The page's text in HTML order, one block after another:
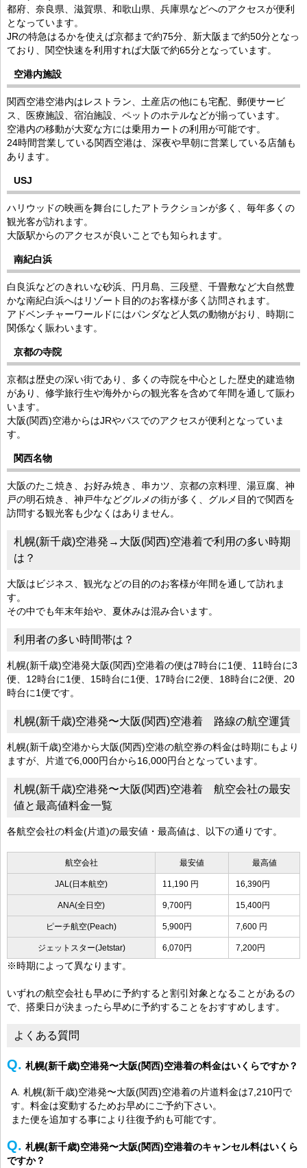
都府、奈良県、滋賀県、和歌山県、兵庫県などへのアクセスが便利
となっています。
JRの特急はるかを使えば京都まで約75分、新大阪まで約50分となっ
ており、関空快速を利用すれば大阪で約65分となっています。
空港内施設
関西空港空港内はレストラン、土産店の他にも宅配、郵便サービ
ス、医療施設、宿泊施設、ペットのホテルなどが揃っています。
空港内の移動が大変な方には乗用カートの利用が可能です。
24時間営業している関西空港は、深夜や早朝に営業している店舗も
あります。
USJ
ハリウッドの映画を舞台にしたアトラクションが多く、毎年多くの
観光客が訪れます。
大阪駅からのアクセスが良いことでも知られます。
南紀白浜
白良浜などのきれいな砂浜、円月島、三段壁、千畳敷など大自然豊
かな南紀白浜へはリゾート目的のお客様が多く訪問されます。
アドベンチャーワールドにはパンダなど人気の動物がおり、時期に
関係なく賑わいます。
京都の寺院
京都は歴史の深い街であり、多くの寺院を中心とした歴史的建造物
があり、修学旅行生や海外からの観光客を含めて年間を通して賑わ
います。
大阪(関西)空港からはJRやバスでのアクセスが便利となっていま
す。
関西名物
大阪のたこ焼き、お好み焼き、串カツ、京都の京料理、湯豆腐、神
戸の明石焼き、神戸牛などグルメの街が多く、グルメ目的で関西を
訪問する観光客も少なくはありません。
札幌(新千歳)空港発→大阪(関西)空港着で利用の多い時期
は？
大阪はビジネス、観光などの目的のお客様が年間を通して訪れま
す。
その中でも年末年始や、夏休みは混み合います。
利用者の多い時間帯は？
札幌(新千歳)空港発大阪(関西)空港着の便は7時台に1便、11時台に3
便、12時台に1便、15時台に1便、17時台に2便、18時台に2便、20
時台に1便です。
札幌(新千歳)空港発〜大阪(関西)空港着 路線の航空運賃
札幌(新千歳)空港から大阪(関西)空港の航空券の料金は時期にもより
ますが、片道で6,000円台から16,000円台となっています。
札幌(新千歳)空港発〜大阪(関西)空港着 航空会社の最安
値と最高値料金一覧
各航空会社の料金(片道)の最安値・最高値は、以下の通りです。
航空会社 最安値 最高値
JAL(日本航空) 11,190 円 16,390円
ANA(全日空) 9,700円 15,400円
ピーチ航空(Peach) 5,900円 7,600 円
ジェットスター(Jetstar) 6,070円 7,200円
※時期によって異なります。
いずれの航空会社も早めに予約すると割引対象となることがあるの
で、搭乗日が決まったら早めに予約することをおすすめします。
よくある質問
札幌(新千歳)空港発〜大阪(関西)空港着の料金はいくらですか？
札幌(新千歳)空港発〜大阪(関西)空港着の片道料金は7,210円で
す。料金は変動するためお早めにご予約下さい。
また便を追加する事により往復予約も可能です。
札幌(新千歳)空港発〜大阪(関西)空港着のキャンセル料はいくら
ですか？